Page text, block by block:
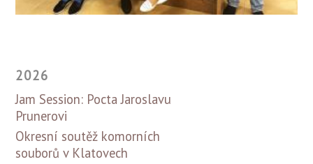
2026
Jam Session: Pocta Jaroslavu
Prunerovi
Okresní soutěž komorních
souborů v Klatovech